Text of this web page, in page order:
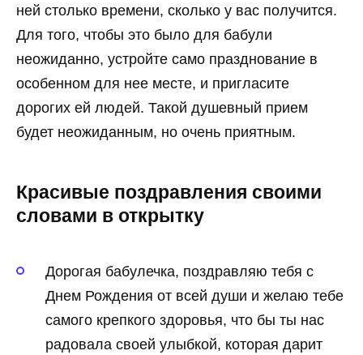
ней столько времени, сколько у вас получится.
Для того, чтобы это было для бабули
неожиданно, устройте само празднование в
особенном для нее месте, и пригласите
дорогих ей людей. Такой душевный прием
будет неожиданным, но очень приятным.
Красивые поздравления своими
словами в открытку
Дорогая бабулечка, поздравляю тебя с
Днем Рождения от всей души и желаю тебе
самого крепкого здоровья, что бы ты нас
радовала своей улыбкой, которая дарит